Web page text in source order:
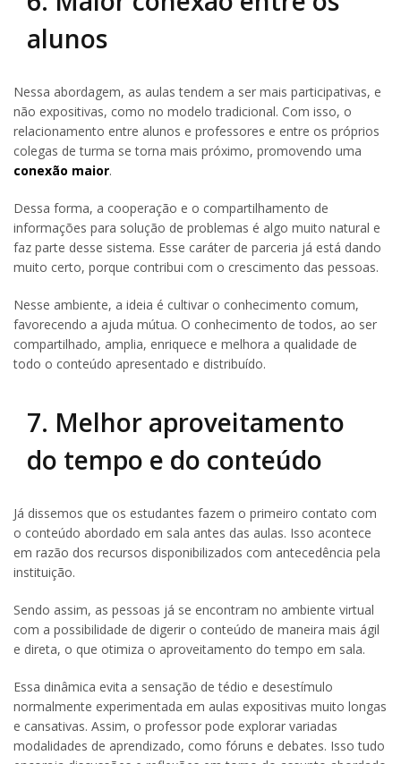
alunos
Nessa abordagem, as aulas tendem a ser mais participativas, e
não expositivas, como no modelo tradicional. Com isso, o
relacionamento entre alunos e professores e entre os próprios
colegas de turma se torna mais próximo, promovendo uma
conexão maior.
Dessa forma, a cooperação e o compartilhamento de
informações para solução de problemas é algo muito natural e
faz parte desse sistema. Esse caráter de parceria já está dando
muito certo, porque contribui com o crescimento das pessoas.
Nesse ambiente, a ideia é cultivar o conhecimento comum,
favorecendo a ajuda mútua. O conhecimento de todos, ao ser
compartilhado, amplia, enriquece e melhora a qualidade de
todo o conteúdo apresentado e distribuído.
7. Melhor aproveitamento
do tempo e do conteúdo
Já dissemos que os estudantes fazem o primeiro contato com
o conteúdo abordado em sala antes das aulas. Isso acontece
em razão dos recursos disponibilizados com antecedência pela
instituição.
Sendo assim, as pessoas já se encontram no ambiente virtual
com a possibilidade de digerir o conteúdo de maneira mais ágil
e direta, o que otimiza o aproveitamento do tempo em sala.
Essa dinâmica evita a sensação de tédio e desestímulo
normalmente experimentada em aulas expositivas muito longas
e cansativas. Assim, o professor pode explorar variadas
modalidades de aprendizado, como fóruns e debates. Isso tudo